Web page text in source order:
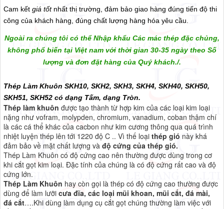
Cam kếtgiá tốt nhất thị trường, đảm bảo giao hàng đúng tiến độ thi
công của khách hàng, đúng chất lượng hàng hóa yêu cầu.
Ngoài ra chúng tôi có thể Nhập khẩu Các mác thép đặc chủng,
không phổ biến tại Việt nam với thời gian 30-35 ngày theo Số
lượng và đơn đặt hàng của Quý khách./.
Thép Làm Khuôn SKH10, SKH2, SKH3, SKH4, SKH40, SKH50,
SKH51, SKH52 có dạng Tấm, dạng Tròn.
Thép làm khuôn được tạo thành từ hợp kim của các loại kim loại
nặng như vofram, molypden, chromium, vanadium, coban thậm chí
là các cá thể khác của cacbon như kim cương thông qua quá trình
nhiệt luyện thép lên tới 1220 độ C .. Vì thế loạithép gió này khá
đảm bảo về mặt chất lượng vàđộ cứng của thép gió.
Thép Làm Khuôn có độ cứng cao nên thường được dùng trong cơ
khi cắt gọt kim loại. Đặc tính của chúng là có độ cứng rất cao và độ
cứng lớn.
Thép Làm Khuôn hay còn gọi là thép có độ cứng cao thường được
dùng để làm lưỡicưa đĩa, các loại mũi khoan, mũi cắt, đá mài,
đá cắt….Khi dùng làm dụng cụ cắt gọt chúng thường làm việc với